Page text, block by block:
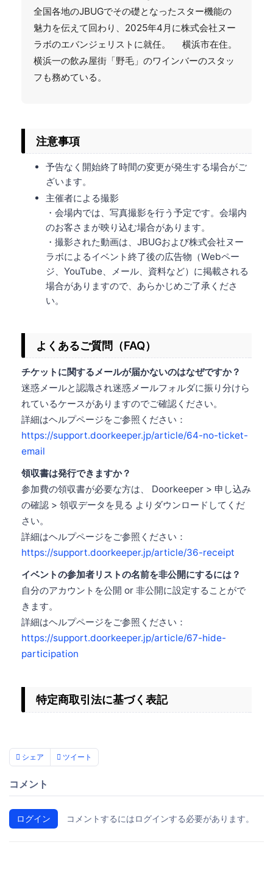
全国各地のJBUGでその礎となったスター機能の
魅力を伝えて回わり、2025年4月に株式会社ヌー
ラボのエバンジェリストに就任。 横浜市在住。
横浜一の飲み屋街「野毛」のワインバーのスタッ
フも務めている。
注意事項
予告なく開始終了時間の変更が発生する場合がご
ざいます。
主催者による撮影
・会場内では、写真撮影を行う予定です。会場内
のお客さまが映り込む場合があります。
・撮影された動画は、JBUGおよび株式会社ヌー
ラボによるイベント終了後の広告物（Webペー
ジ、YouTube、メール、資料など）に掲載される
場合がありますので、あらかじめご了承くださ
い。
よくあるご質問（FAQ）
チケットに関するメールが届かないのはなぜですか？
迷惑メールと認識され迷惑メールフォルダに振り分けら
れているケースがありますのでご確認ください。
詳細はヘルプページをご参照ください：
https://support.doorkeeper.jp/article/64-no-ticket-
email
領収書は発行できますか？
参加費の領収書が必要な方は、 Doorkeeper > 申し込み
の確認 > 領収データを見る よりダウンロードしてくだ
さい。
詳細はヘルプページをご参照ください：
https://support.doorkeeper.jp/article/36-receipt
イベントの参加者リストの名前を非公開にするには？
自分のアカウントを公開 or 非公開に設定することがで
きます。
詳細はヘルプページをご参照ください：
https://support.doorkeeper.jp/article/67-hide-
participation
特定商取引法に基づく表記
シェア ツイート
コメント
ログイン コメントするにはログインする必要があります。